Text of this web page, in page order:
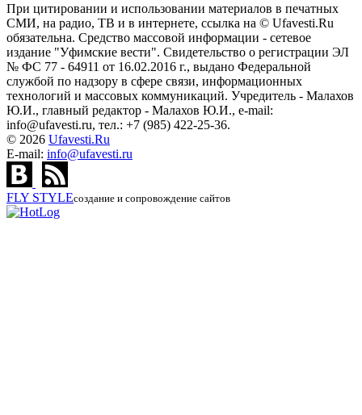
При цитировании и использовании материалов в печатных
СМИ, на радио, ТВ и в интернете, ссылка на © Ufavesti.Ru
обязательна. Средство массовой информации - сетевое
издание "Уфимские вести". Свидетельство о регистрации ЭЛ
№ ФС 77 - 64911 от 16.02.2016 г., выдано Федеральной
службой по надзору в сфере связи, информационных
технологий и массовых коммуникаций. Учредитель - Малахов
Ю.И., главный редактор - Малахов Ю.И., e-mail:
info@ufavesti.ru, тел.: +7 (985) 422-25-36.
© 2026 Ufavesti.Ru
E-mail: info@ufavesti.ru
FLY STYLEсоздание и сопровождение сайтов